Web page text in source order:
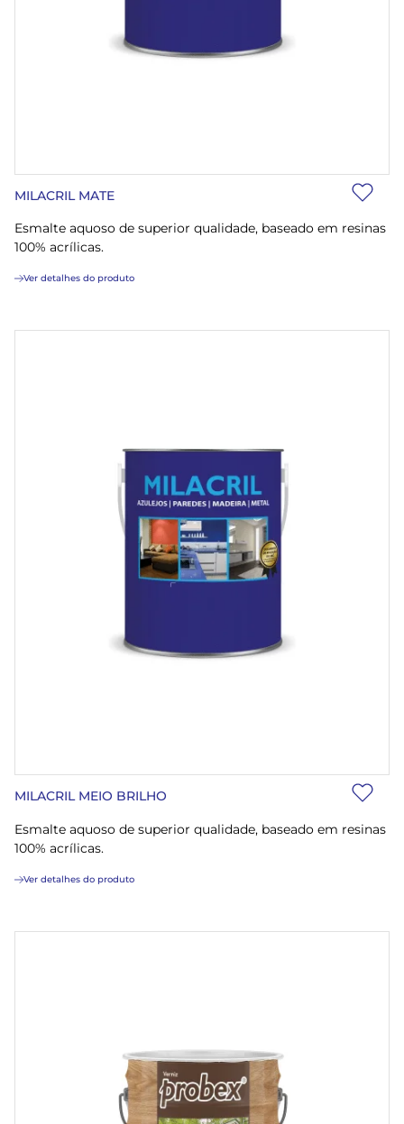
MILACRIL MATE
Esmalte aquoso de superior qualidade, baseado em resinas
100% acrílicas.
Ver detalhes do produto
MILACRIL MEIO BRILHO
Esmalte aquoso de superior qualidade, baseado em resinas
100% acrílicas.
Ver detalhes do produto